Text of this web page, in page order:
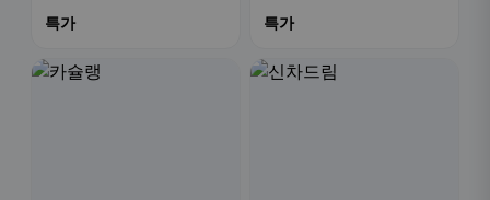
특가 특가